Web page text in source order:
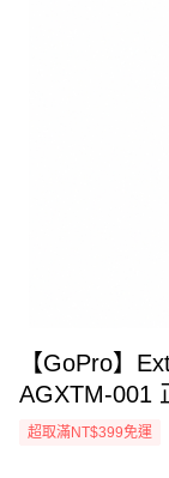
【GoPro】
AGXTM-001
超取滿NT$399免運